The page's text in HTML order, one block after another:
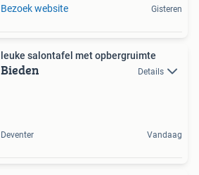
Bezoek website Gisteren
leuke salontafel met opbergruimte
Bieden Details
Deventer Vandaag